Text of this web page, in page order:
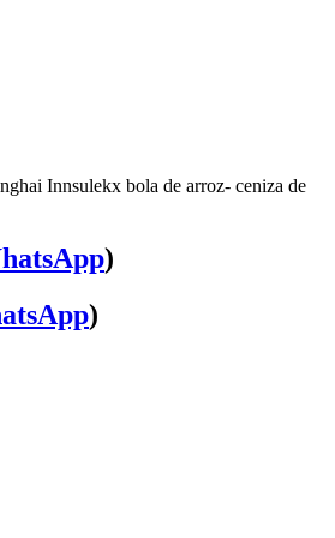
Innsulekx bola de arroz- ceniza de
)
)